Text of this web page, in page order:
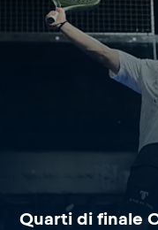
Quarti di finale